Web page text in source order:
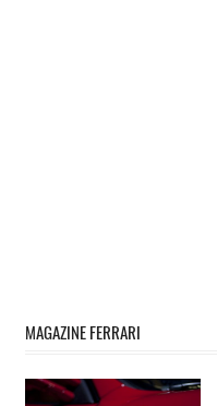
MAGAZINE FERRARI